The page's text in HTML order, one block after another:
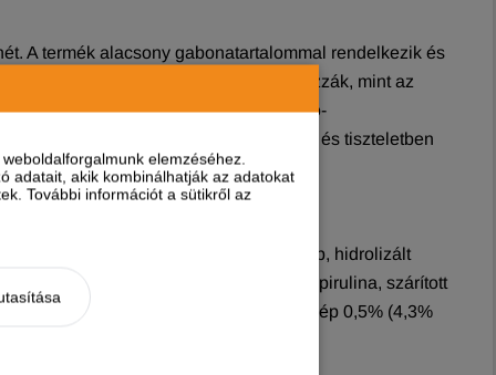
elemzéséhez.
adatait, akik kombinálhatják az adatokat
További információt a sütikről az
A termék alacsony gabonatartalommal rendelkezik és
olyan gyümölcsök és zöldségek fokozzák, mint az
oligoszacharidekel (M.O.S.) és Xylo-
A recept biztosítja az állat jólétét és tiszteletben
zabfélék (4%), szárított cukorrépapép, hidrolizált
(1%), borsó rost, yucca schidigera, spirulina, szárított
ribizlinek felel meg), szárított málnapép 0,5% (4,3%